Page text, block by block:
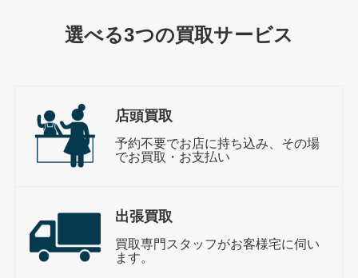
選べる3つの買取サービス
店頭買取
予約不要でお店に持ち込み、その場
でお買取・お支払い
出張買取
買取専門スタッフがお客様宅に伺い
ます。